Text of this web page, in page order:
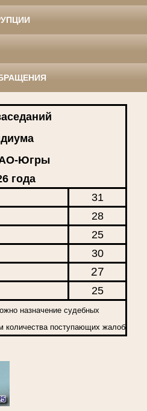
Югры
года
31
28
25
30
27
25
назначение судебных
количества поступающих жалоб